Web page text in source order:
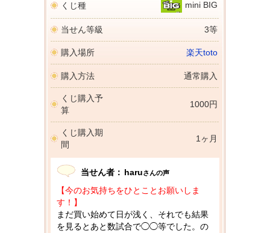
くじ種 mini BIG
当せん等級 3等
購入場所 楽天toto
購入方法 通常購入
くじ購入予
算
1000円
くじ購入期
間
1ヶ月
当せん者： haruさんの声
【今のお気持ちをひとことお願いしま
す！】
まだ買い始めて日が浅く、それでも結果
を見るとあと数試合で◯◯等でした。の